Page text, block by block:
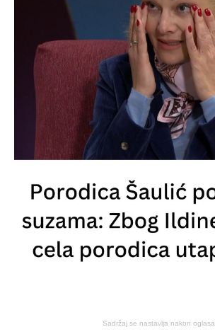
Sadržaj se nastavlja nakon oglasa